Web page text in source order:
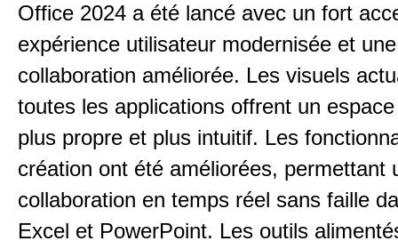
Office 2024 a été lancé avec un fort
expérience utilisateur modernisée et une
collaboration améliorée. Les visuels
toutes les applications offrent un
plus propre et plus intuitif. Les
création ont été améliorées, permettant
collaboration en temps réel sans faille
Excel et PowerPoint. Les outils